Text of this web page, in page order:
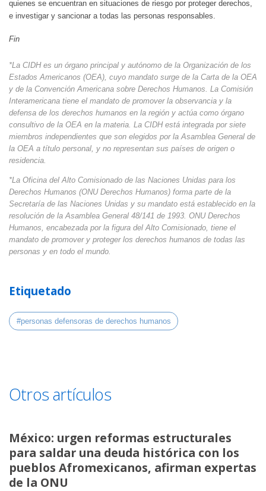
quienes se encuentran en situaciones de riesgo por proteger derechos,
e investigar y sancionar a todas las personas responsables.
Fin
*La CIDH es un órgano principal y autónomo de la Organización de los
Estados Americanos (OEA), cuyo mandato surge de la Carta de la OEA
y de la Convención Americana sobre Derechos Humanos. La Comisión
Interamericana tiene el mandato de promover la observancia y la
defensa de los derechos humanos en la región y actúa como órgano
consultivo de la OEA en la materia. La CIDH está integrada por siete
miembros independientes que son elegidos por la Asamblea General de
la OEA a título personal, y no representan sus países de origen o
residencia.
*La Oficina del Alto Comisionado de las Naciones Unidas para los
Derechos Humanos (ONU Derechos Humanos) forma parte de la
Secretaría de las Naciones Unidas y su mandato está establecido en la
resolución de la Asamblea General 48/141 de 1993. ONU Derechos
Humanos, encabezada por la figura del Alto Comisionado, tiene el
mandato de promover y proteger los derechos humanos de todas las
personas y en todo el mundo.
Etiquetado
#personas defensoras de derechos humanos
Otros artículos
México: urgen reformas estructurales
para saldar una deuda histórica con los
pueblos Afromexicanos, afirman expertas
de la ONU